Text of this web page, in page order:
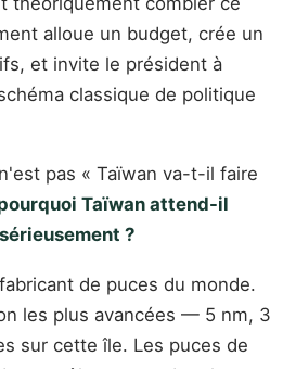
alloue un budget, crée un
et invite le président à
classique de politique
pas « Taïwan va-t-il faire
Taïwan attend-il
?
de puces du monde.
les plus avancées — 5 nm, 3
sur cette île. Les puces de